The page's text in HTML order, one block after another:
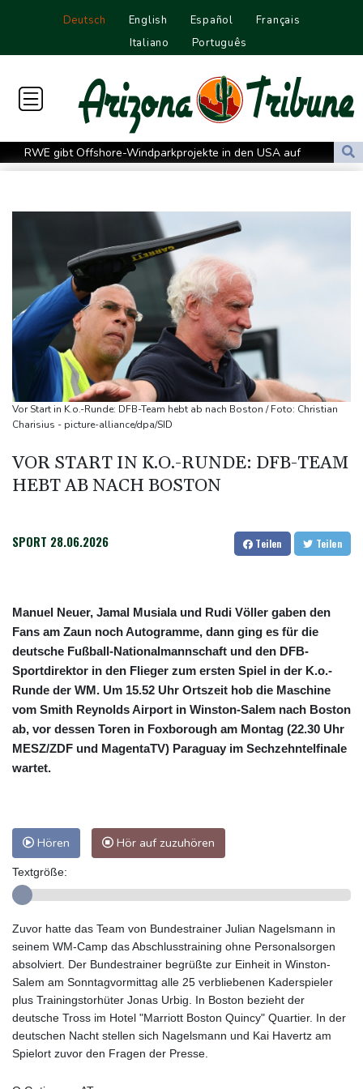
Deutsch English Español
Français
Italiano
Português
RWE gibt Offshore-Windparkprojekte in den USA auf
Mindestens 38 Soldaten bei Angriffen im Jemen getötet - Huthis
UEFA hält an FIFA-Boykott fest
Niedrigwasser: Bilger für Aussetzung von Sonn- und
Feiertagsfahrverbot für Lkw
Millionendeal perfekt: Diomande wechselt nach Madrid
US-Republikaner wollen früheren Corona-Berater Fauci vor
Gericht stellen lassen
Forlán wird Nationaltrainer in Uruguay
Böden in Deutschland ähnlich trocken wie in Dürrejahren 2018
und 2022
Mutter mit 71 Stichen getötet und Leiche zerstückelt: Mann muss
Nach Ausweisung von Journalistin: Russland wirft Frankreich
"politische Verfolgung" vor
Vor Start in K.o.-Runde: DFB-Team hebt ab nach Boston / Foto: Christian
Charisius - picture-alliance/dpa/SID
VOR START IN K.O.-RUNDE: DFB-TEAM
HEBT AB NACH BOSTON
SPORT 28.06.2026 Teilen Teilen
Manuel Neuer, Jamal Musiala und Rudi Völler gaben den
Fans am Zaun noch Autogramme, dann ging es für die
deutsche Fußball-Nationalmannschaft und den DFB-
Sportdirektor in den Flieger zum ersten Spiel in der K.o.-
Runde der WM. Um 15.52 Uhr Ortszeit hob die Maschine
vom Smith Reynolds Airport in Winston-Salem nach Boston
ab, vor dessen Toren in Foxborough am Montag (22.30 Uhr
MESZ/ZDF und MagentaTV) Paraguay im Sechzehntelfinale
wartet.
Hören Hör auf zuzuhören
Textgröße:
Zuvor hatte das Team von Bundestrainer Julian Nagelsmann in
seinem WM-Camp das Abschlusstraining ohne Personalsorgen
absolviert. Der Bundestrainer begrüßte zur Einheit in Winston-
Salem am Sonntagvormittag alle 25 verbliebenen Kaderspieler
plus Trainingstorhüter Jonas Urbig. In Boston bezieht der
deutsche Tross im Hotel "Marriott Boston Quincy" Quartier. In der
deutschen Nacht stellen sich Nagelsmann und Kai Havertz am
Spielort zuvor den Fragen der Presse.